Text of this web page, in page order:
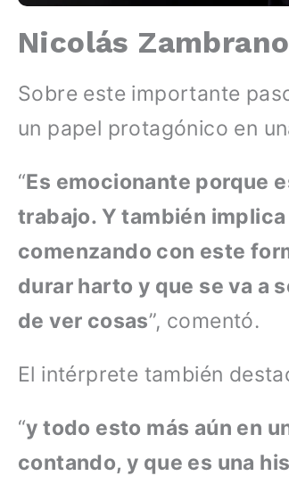
Nicolás
Sobre este importante
un papel protagónico en
“Es emocionante porque
trabajo. Y también
comenzando con este
durar harto y que se va a
de ver cosas”, comentó.
El intérprete también
“y todo esto más aún en
contando, y que es una